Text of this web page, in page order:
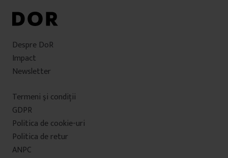
Despre DoR
Impact
Newsletter
Termeni şi condiţii
GDPR
Politica de cookie-uri
Politica de retur
ANPC